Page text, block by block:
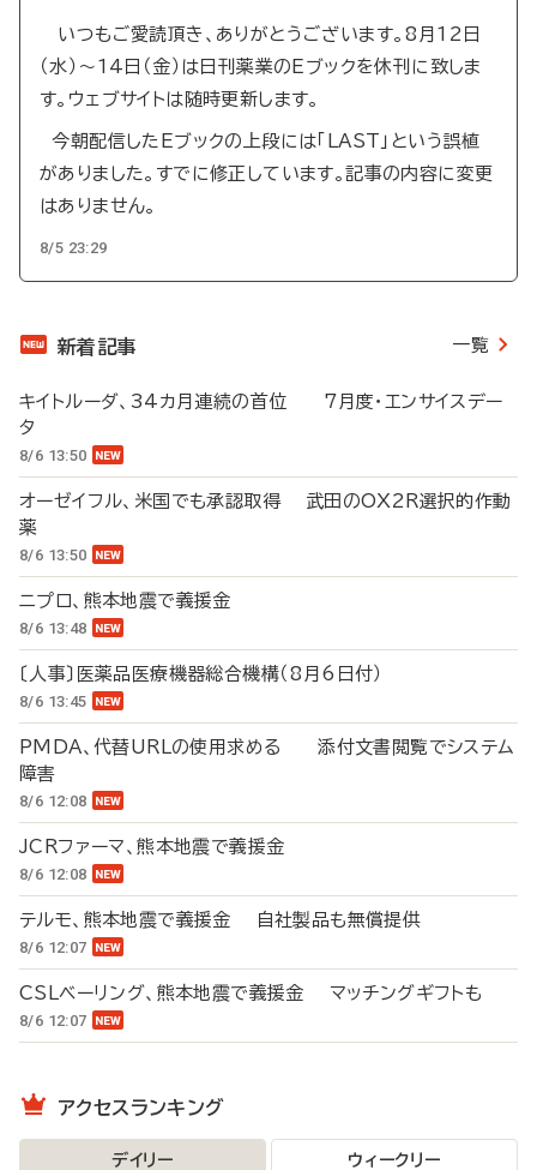
いつもご愛読頂き、ありがとうございます。8月12日
（水）～14日（金）は日刊薬業のEブックを休刊に致しま
す。ウェブサイトは随時更新します。
今朝配信したEブックの上段には「LAST」という誤植
がありました。すでに修正しています。記事の内容に変更
はありません。
8/5 23:29
新着記事 一覧
キイトルーダ、34カ月連続の首位 7月度・エンサイスデー
タ
8/6 13:50
オーゼイフル、米国でも承認取得 武田のOX2R選択的作動
薬
8/6 13:50
ニプロ、熊本地震で義援金
8/6 13:48
〔人事〕医薬品医療機器総合機構（8月6日付）
8/6 13:45
PMDA、代替URLの使用求める 添付文書閲覧でシステム
障害
8/6 12:08
JCRファーマ、熊本地震で義援金
8/6 12:08
テルモ、熊本地震で義援金 自社製品も無償提供
8/6 12:07
CSLベーリング、熊本地震で義援金 マッチングギフトも
8/6 12:07
アクセスランキング
デイリー ウィークリー